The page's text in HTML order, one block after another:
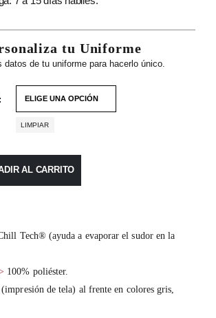
tu Uniforme
datos de tu uniforme para hacerlo único.
LIMPIAR
AL CARRITO
Tech® (ayuda a evaporar el sudor en la
100% poliéster.
de tela) al frente en colores gris,